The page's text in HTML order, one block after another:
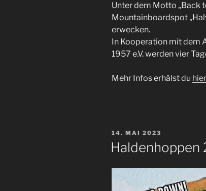
Unter dem Motto „Back
Mountainboardspot
erwecken.
In Kooperation mit dem
1957 e.V. werden vier
Mehr Infos erhälst du hier
VERÖFFENTLICHT
AM
14. MAI 2023
Haldenhoppen